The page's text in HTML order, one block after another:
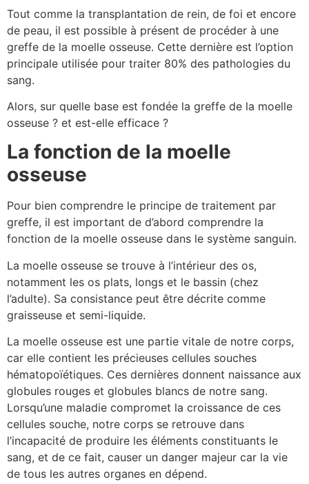
Tout comme la transplantation de rein, de foi et encore
de peau, il est possible à présent de procéder à une
greffe de la moelle osseuse. Cette dernière est l’option
principale utilisée pour traiter 80% des pathologies du
sang.
Alors, sur quelle base est fondée la greffe de la moelle
osseuse ? et est-elle efficace ?
La fonction de la moelle
osseuse
Pour bien comprendre le principe de traitement par
greffe, il est important de d’abord comprendre la
fonction de la moelle osseuse dans le système sanguin.
La moelle osseuse se trouve à l’intérieur des os,
notamment les os plats, longs et le bassin (chez
l’adulte). Sa consistance peut être décrite comme
graisseuse et semi-liquide.
La moelle osseuse est une partie vitale de notre corps,
car elle contient les précieuses cellules souches
hématopoïétiques. Ces dernières donnent naissance aux
globules rouges et globules blancs de notre sang.
Lorsqu’une maladie compromet la croissance de ces
cellules souche, notre corps se retrouve dans
l’incapacité de produire les éléments constituants le
sang, et de ce fait, causer un danger majeur car la vie
de tous les autres organes en dépend.